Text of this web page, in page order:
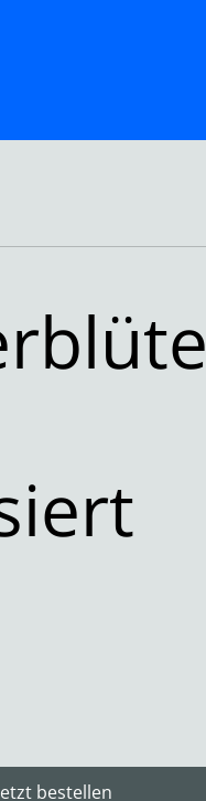
bestellen